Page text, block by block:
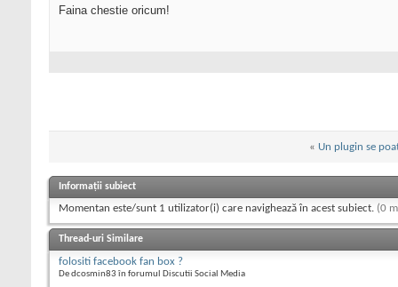
Faina chestie oricum!
« Un plugin se
Informații subiect
Momentan este/sunt 1 utilizator(i) care navighează în acest subiect. (0
Thread-uri Similare
folositi facebook fan box ?
De dcosmin83 în forumul Discutii Social Media